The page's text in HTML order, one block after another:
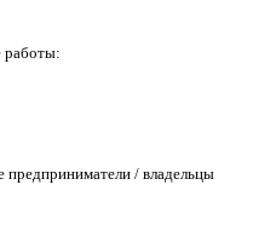
работы:
/ владельцы